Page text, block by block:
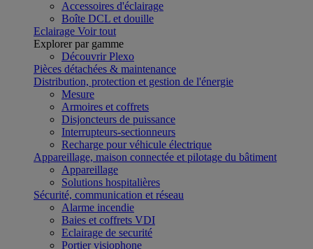
Accessoires d'éclairage
Boîte DCL et douille
Eclairage Voir tout
Explorer par gamme
Découvrir Plexo
Pièces détachées & maintenance
Distribution, protection et gestion de l'énergie
Mesure
Armoires et coffrets
Disjoncteurs de puissance
Interrupteurs-sectionneurs
Recharge pour véhicule électrique
Appareillage, maison connectée et pilotage du bâtiment
Appareillage
Solutions hospitalières
Sécurité, communication et réseau
Alarme incendie
Baies et coffrets VDI
Eclairage de securité
Portier visiophone